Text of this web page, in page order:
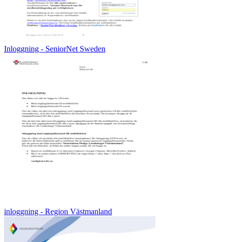
Inloggning - SeniorNet Sweden
inloggning - Region Västmanland